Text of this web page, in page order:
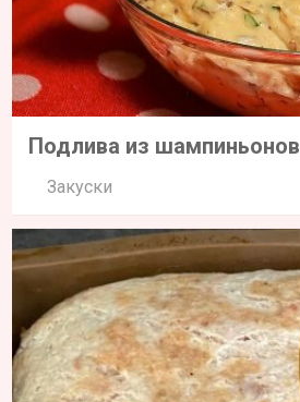
Подлива из шампиньонов
Закуски